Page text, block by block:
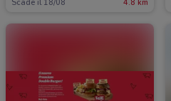
Scade il 18/08 4.8 km